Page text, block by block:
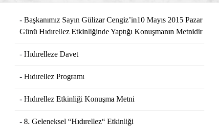
Başkanımız Sayın Gülizar Cengiz’in10 Mayıs 2015 Pazar
Günü Hıdırellez Etkinliğinde Yaptığı Konuşmanın Metnidir
Hıdırelleze Davet
Hıdırellez Programı
Hıdırellez Etkinliği Konuşma Metni
8. Geleneksel “Hıdırellez“ Etkinliği